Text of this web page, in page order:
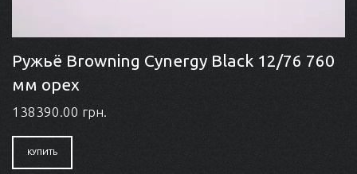
Ружьё Browning Cynergy Black 12/76 760
мм орех
138390.00 грн.
КУПИТЬ